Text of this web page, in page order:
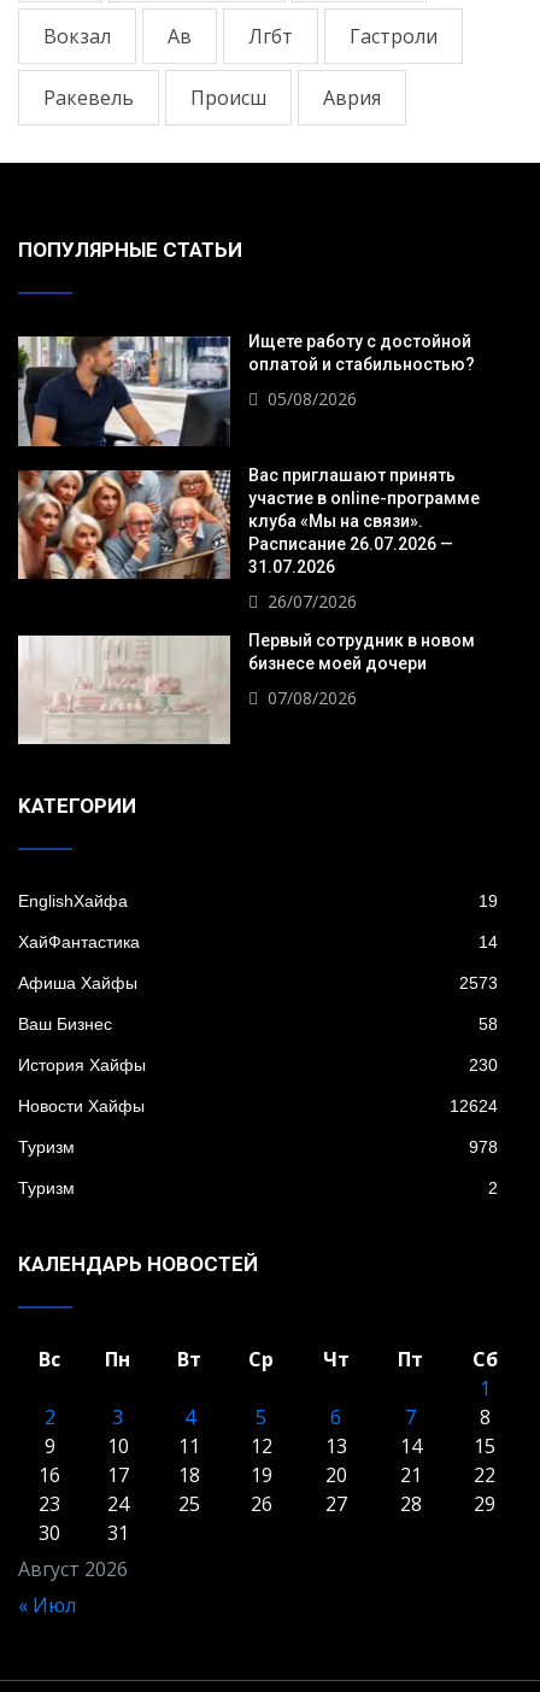
Вокзал Ав Лгбт Гастроли
Ракевель Происш Аврия
ПОПУЛЯРНЫЕ СТАТЬИ
Ищете работу с достойной
оплатой и стабильностью?
05/08/2026
Вас приглашают принять
участие в online-программе
клуба «Мы на связи».
Расписание 26.07.2026 —
31.07.2026
26/07/2026
Первый сотрудник в новом
бизнесе моей дочери
07/08/2026
KАТЕГОРИИ
EnglishХайфа 19
XайФантастика 14
Афиша Хайфы 2573
Ваш Бизнес 58
История Хайфы 230
Новости Хайфы 12624
Туризм 978
Туризм 2
КАЛЕНДАРЬ НОВОСТЕЙ
Август 2026
Вс Пн Вт Ср Чт Пт
Сб
1
2
3 4 5 6 7
8
9
10 11 12 13 14
15
16
17 18 19 20 21
22
23
24 25 26 27 28
29
30
31
« Июл